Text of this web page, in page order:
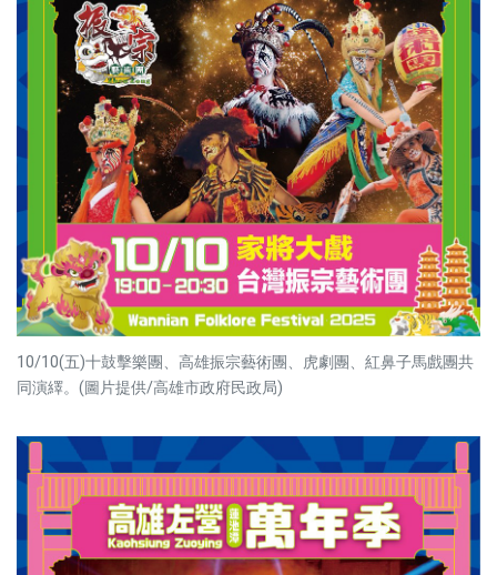
10/10(五)十鼓擊樂團、高雄振宗藝術團、虎劇團、紅鼻子馬戲團共
同演繹。(圖片提供/高雄市政府民政局)